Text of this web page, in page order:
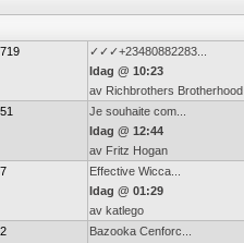
✓✓✓+23480882283...
Idag @ 10:23
av Richbrothers Brotherhood
Je souhaite com...
Idag @ 12:44
av Fritz Hogan
Effective Wicca...
Idag @ 01:29
av katlego
Bazooka Cenforc...